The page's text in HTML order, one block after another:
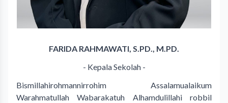
FARIDA RAHMAWATI, S.PD., M.PD.
- Kepala Sekolah -
Bismillahirohmannirrohim Assalamualaikum
Warahmatullah Wabarakatuh Alhamdulillahi robbil